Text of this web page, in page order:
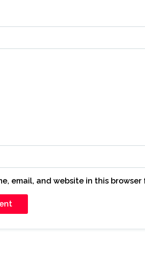
email, and website in this